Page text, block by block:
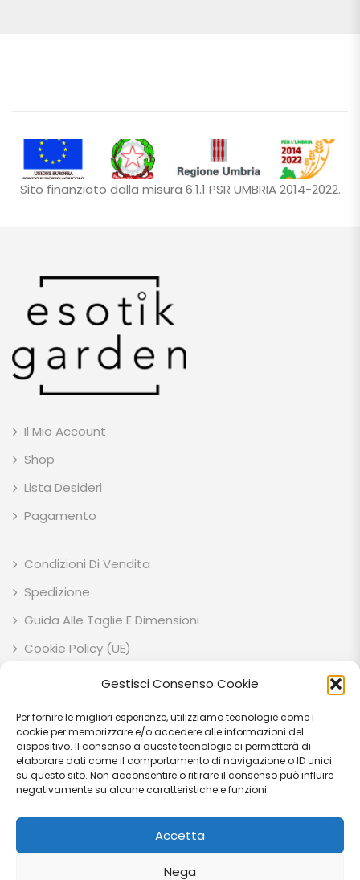
Gestisci Consenso Cookie
Per fornire le migliori esperienze, utilizziamo tecnologie come i
cookie per memorizzare e/o accedere alle informazioni del
dispositivo. Il consenso a queste tecnologie ci permetterà di
elaborare dati come il comportamento di navigazione o ID unici
su questo sito. Non acconsentire o ritirare il consenso può influire
negativamente su alcune caratteristiche e funzioni.
Accetta
Nega
Sito finanziato dalla misura 6.1.1 PSR UMBRIA 2014-2022.
Il Mio Account
Shop
Lista Desideri
Pagamento
Condizioni Di Vendita
Spedizione
Guida Alle Taglie E Dimensioni
Cookie Policy (UE)
ESOTIK GARDEN SOCIETA' AGRICOLA SEMPLICE P.IVA: IT03707710541 C.F:
03707710541 VIA EZIO RUBEGNI 14 06023 - GUALDO TADINO (PG) - IT
PEC: esotikgarden@pec.it